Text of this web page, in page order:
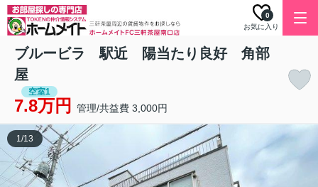
お気に入り
0
ブルービラ 駅近 陽当たり良好 角部
屋
空室1
7.8万円 管理/共益費 3,000円
1/13